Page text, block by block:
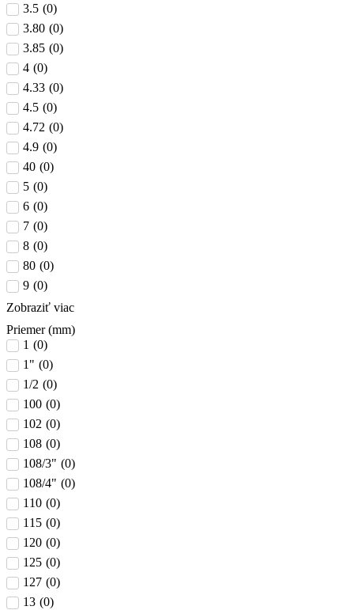
3.5 (0)
3.80 (0)
3.85 (0)
4 (0)
4.33 (0)
4.5 (0)
4.72 (0)
4.9 (0)
40 (0)
5 (0)
6 (0)
7 (0)
8 (0)
80 (0)
9 (0)
Zobraziť viac
Priemer (mm)
1 (0)
1" (0)
1/2 (0)
100 (0)
102 (0)
108 (0)
108/3" (0)
108/4" (0)
110 (0)
115 (0)
120 (0)
125 (0)
127 (0)
13 (0)